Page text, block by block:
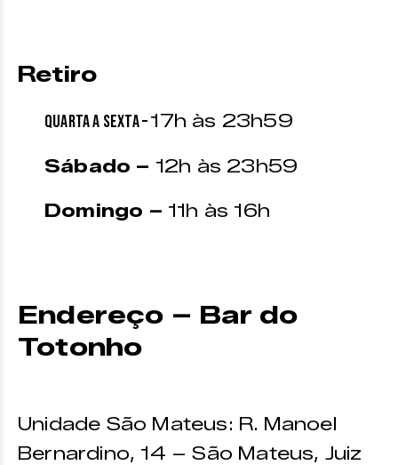
Retiro
Quarta a sexta –17h às 23h59
Sábado – 12h às 23h59
Domingo – 11h às 16h
Endereço – Bar do
Totonho
Unidade São Mateus: R. Manoel
Bernardino, 14 – São Mateus, Juiz